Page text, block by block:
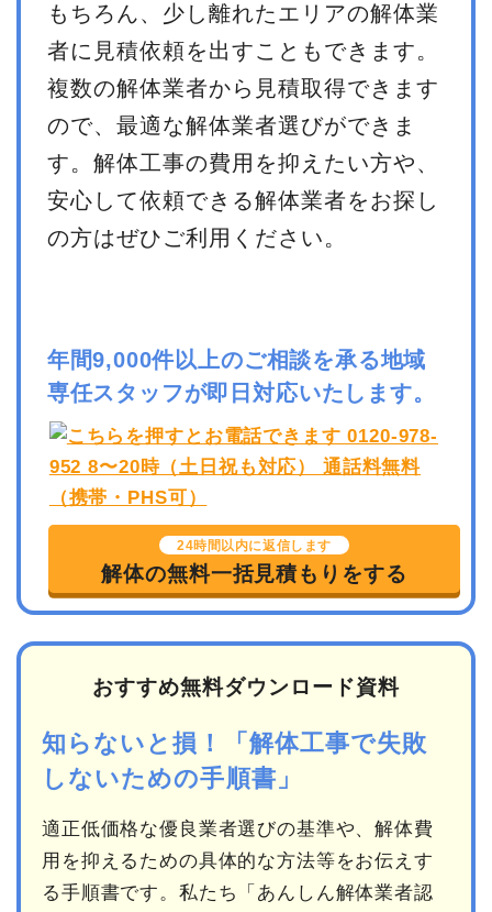
もちろん、少し離れたエリアの解体業
者に見積依頼を出すこともできます。
複数の解体業者から見積取得できます
ので、最適な解体業者選びができま
す。解体工事の費用を抑えたい方や、
安心して依頼できる解体業者をお探し
の方はぜひご利用ください。
年間9,000件以上のご相談を承る地域
専任スタッフが即日対応いたします。
24時間以内に返信します
解体の無料一括見積もりをする
おすすめ無料ダウンロード資料
知らないと損！「解体工事で失敗
しないための手順書」
適正低価格な優良業者選びの基準や、解体費
用を抑えるための具体的な方法等をお伝えす
る手順書です。私たち「あんしん解体業者認